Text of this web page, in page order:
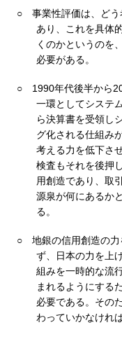
○
事業性評価は、ど
あり、これを具体
くのかというのを
必要がある。
○
1990年代後半から
一環としてシステ
ら決算書を受領し
グ化される仕組み
考える力を低下さ
検査もそれを後押
用創造であり、取
源泉が何にあるか
る。
○
地銀の信用創造の
ず、日本の力を上
組みを一時的な流
まれるようにする
必要である。その
わっていかなけれ